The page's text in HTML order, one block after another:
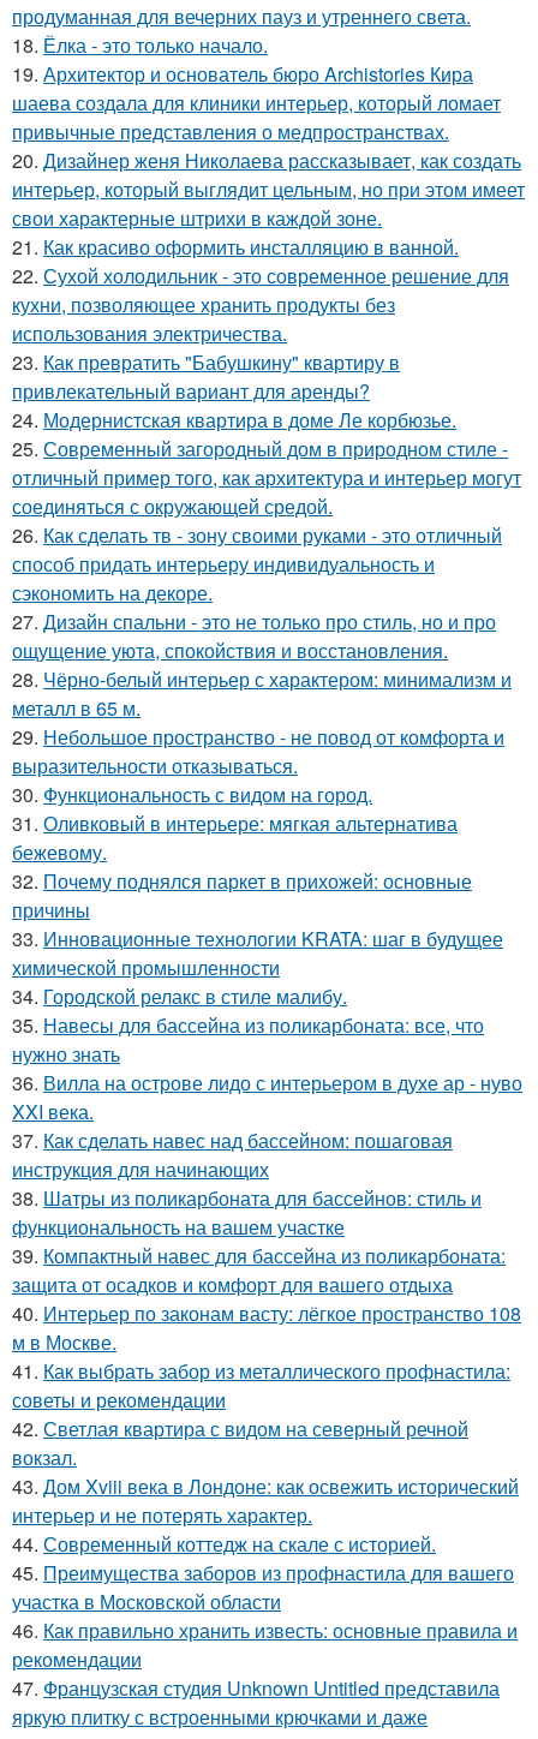
продуманная для вечерних пауз и утреннего света.
18. Ёлка - это только начало.
19. Архитектор и основатель бюро Archistories Кира
шаева создала для клиники интерьер, который ломает
привычные представления о медпространствах.
20. Дизайнер женя Николаева рассказывает, как создать
интерьер, который выглядит цельным, но при этом имеет
свои характерные штрихи в каждой зоне.
21. Как красиво оформить инсталляцию в ванной.
22. Сухой холодильник - это современное решение для
кухни, позволяющее хранить продукты без
использования электричества.
23. Как превратить "Бабушкину" квартиру в
привлекательный вариант для аренды?
24. Модернистская квартира в доме Ле корбюзье.
25. Современный загородный дом в природном стиле -
отличный пример того, как архитектура и интерьер могут
соединяться с окружающей средой.
26. Как сделать тв - зону своими руками - это отличный
способ придать интерьеру индивидуальность и
сэкономить на декоре.
27. Дизайн спальни - это не только про стиль, но и про
ощущение уюта, спокойствия и восстановления.
28. Чёрно-белый интерьер с характером: минимализм и
металл в 65 м.
29. Небольшое пространство - не повод от комфорта и
выразительности отказываться.
30. Функциональность с видом на город.
31. Оливковый в интерьере: мягкая альтернатива
бежевому.
32. Почему поднялся паркет в прихожей: основные
причины
33. Инновационные технологии KRATA: шаг в будущее
химической промышленности
34. Городской релакс в стиле малибу.
35. Навесы для бассейна из поликарбоната: все, что
нужно знать
36. Вилла на острове лидо с интерьером в духе ар - нуво
XXI века.
37. Как сделать навес над бассейном: пошаговая
инструкция для начинающих
38. Шатры из поликарбоната для бассейнов: стиль и
функциональность на вашем участке
39. Компактный навес для бассейна из поликарбоната:
защита от осадков и комфорт для вашего отдыха
40. Интерьер по законам васту: лёгкое пространство 108
м в Москве.
41. Как выбрать забор из металлического профнастила:
советы и рекомендации
42. Светлая квартира с видом на северный речной
вокзал.
43. Дом Xviii века в Лондоне: как освежить исторический
интерьер и не потерять характер.
44. Современный коттедж на скале с историей.
45. Преимущества заборов из профнастила для вашего
участка в Московской области
46. Как правильно хранить известь: основные правила и
рекомендации
47. Французская студия Unknown Untitled представила
яркую плитку с встроенными крючками и даже